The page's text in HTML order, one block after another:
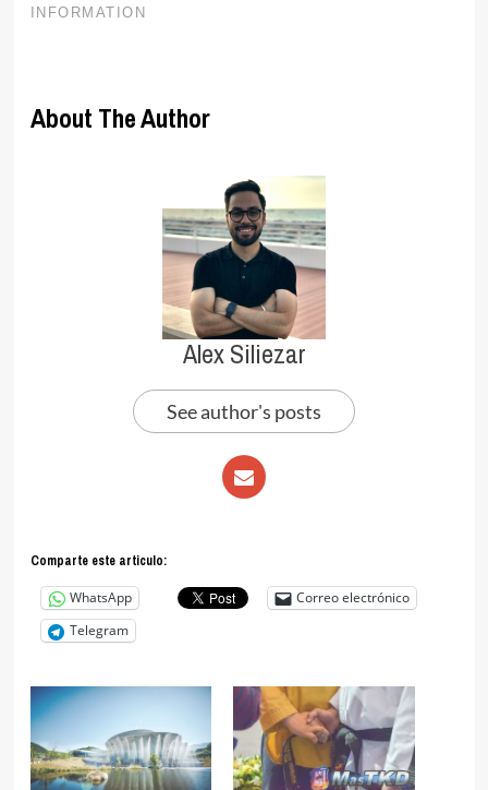
About The Author
Alex Siliezar
See author's posts
Comparte este articulo:
WhatsApp
Correo electrónico
Telegram